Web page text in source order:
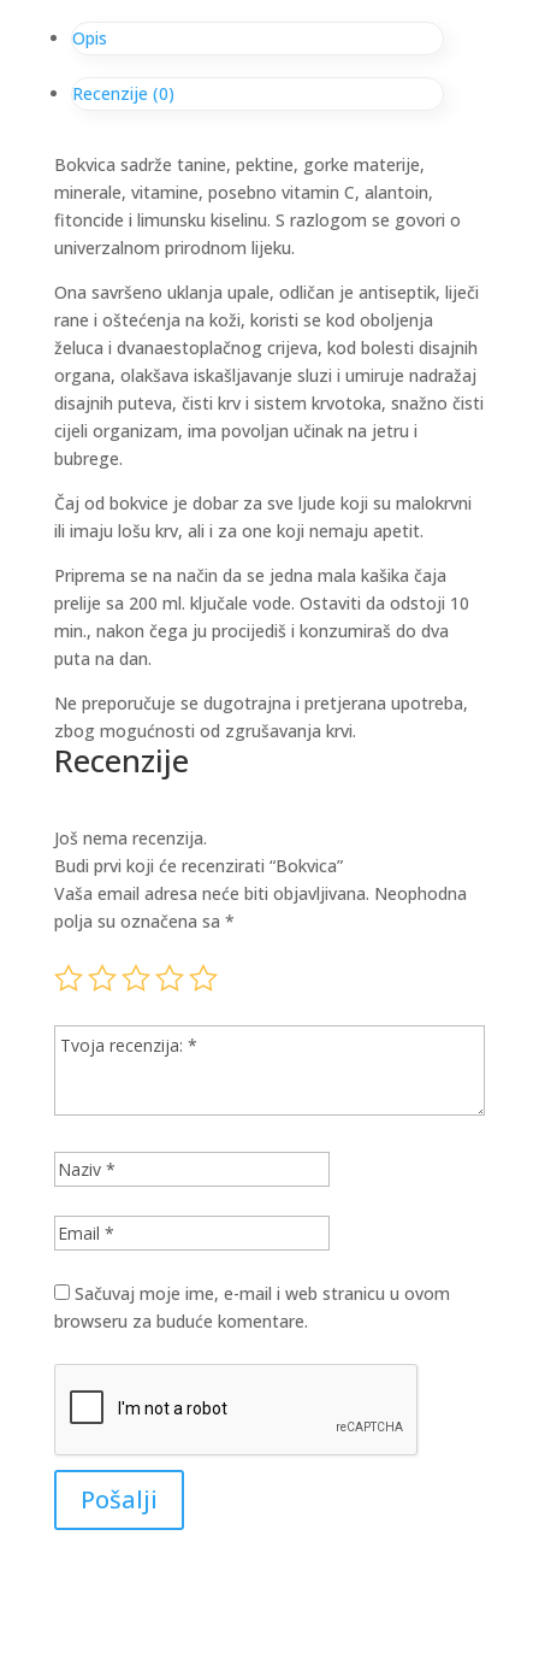
Opis
Recenzije (0)
Bokvica sadrže tanine, pektine, gorke materije,
minerale, vitamine, posebno vitamin C, alantoin,
fitoncide i limunsku kiselinu. S razlogom se govori o
univerzalnom prirodnom lijeku.
Ona savršeno uklanja upale, odličan je antiseptik, liječi
rane i oštećenja na koži, koristi se kod oboljenja
želuca i dvanaestoplačnog crijeva, kod bolesti disajnih
organa, olakšava iskašljavanje sluzi i umiruje nadražaj
disajnih puteva, čisti krv i sistem krvotoka, snažno čisti
cijeli organizam, ima povoljan učinak na jetru i
bubrege.
Čaj od bokvice je dobar za sve ljude koji su malokrvni
ili imaju lošu krv, ali i za one koji nemaju apetit.
Priprema se na način da se jedna mala kašika čaja
prelije sa 200 ml. ključale vode. Ostaviti da odstoji 10
min., nakon čega ju procijediš i konzumiraš do dva
puta na dan.
Ne preporučuje se dugotrajna i pretjerana upotreba,
zbog mogućnosti od zgrušavanja krvi.
Recenzije
Još nema recenzija.
Budi prvi koji će recenzirati “Bokvica”
Vaša email adresa neće biti objavljivana. Neophodna
polja su označena sa *
Sačuvaj moje ime, e-mail i web stranicu u ovom
browseru za buduće komentare.